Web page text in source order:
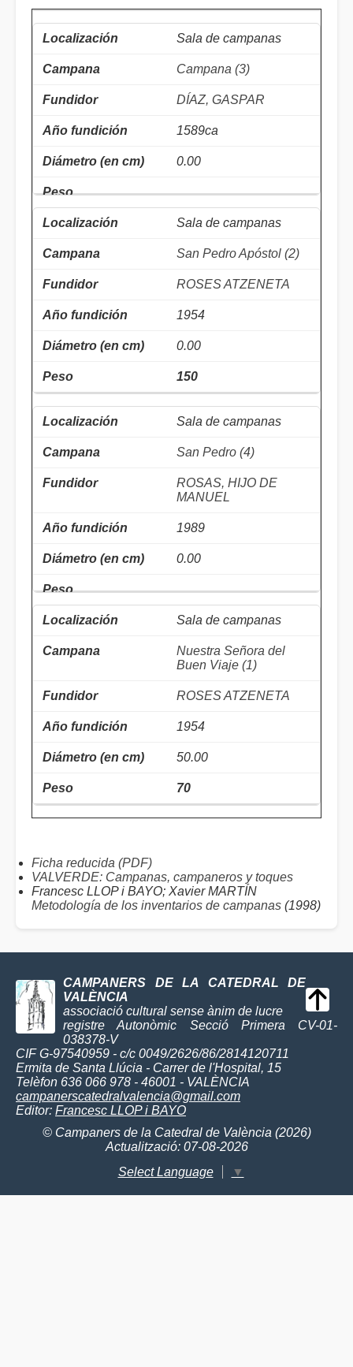
Sala de campanas
Campana (3)
DÍAZ, GASPAR
1589ca
0.00
Sala de campanas
San Pedro Apóstol (2)
ROSES ATZENETA
1954
0.00
150
Sala de campanas
San Pedro (4)
ROSAS, HIJO DE
MANUEL
1989
0.00
Sala de campanas
Nuestra Señora del
Buen Viaje (1)
ROSES ATZENETA
1954
50.00
70
Ficha reducida (PDF)
VALVERDE: Campanas, campaneros y toques
Francesc LLOP i BAYO; Xavier MARTÍN
Metodología de los inventarios de campanas (1998)
CAMPANERS DE LA CATEDRAL DE
VALÈNCIA
associació cultural sense ànim de lucre
registre Autonòmic Secció Primera CV-01-
038378-V
CIF G-97540959 - c/c 0049/2626/86/2814120711
Ermita de Santa Llúcia - Carrer de l'Hospital, 15
Telèfon 636 066 978 - 46001 - VALÈNCIA
campanerscatedralvalencia@gmail.com
Editor: Francesc LLOP i BAYO
© Campaners de la Catedral de València (2026)
Actualització: 07-08-2026
Select Language
▼